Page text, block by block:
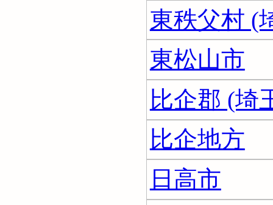
東秩父村 (
東松山市
比企郡 (埼
比企地方
日高市